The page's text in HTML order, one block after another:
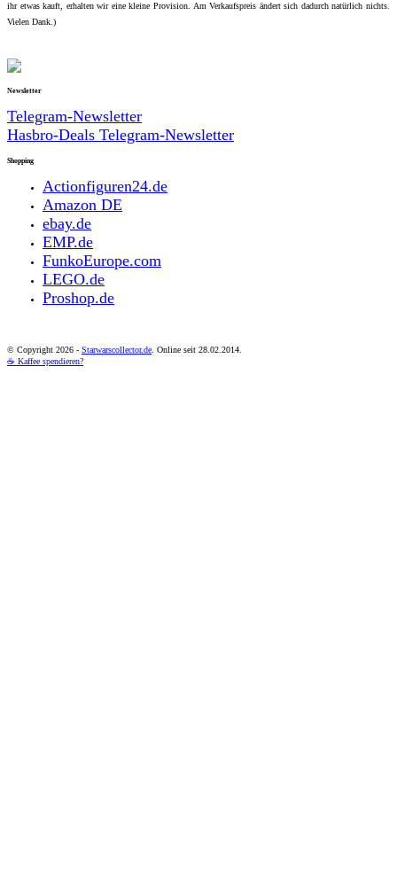
ihr etwas kauft, erhalten wir eine kleine Provision. Am Verkaufspreis ändert sich dadurch natürlich nichts.
Vielen Dank.)
Newsletter
Telegram-Newsletter
Hasbro-Deals Telegram-Newsletter
Shopping
Actionfiguren24.de
Amazon DE
ebay.de
EMP.de
FunkoEurope.com
LEGO.de
Proshop.de
© Copyright 2026 - Starwarscollector.de . Online seit 28.02.2014.
☕ Kaffee spendieren?